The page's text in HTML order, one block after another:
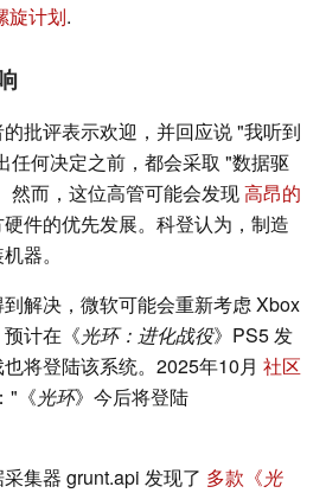
旋计划.
批评表示欢迎，并回应说 "我听到
任何决定之前，都会采取 "数据驱
然而，这位高管可能会发现高昂的
件的优先发展。科登认为，制造
器。
解决，微软可能会重新考虑 Xbox
计在《光环：进化战役》PS5 发
将登陆该系统。2025年10月 社区
"《光环》今后将登陆
集器 grunt.api 发现了 多款《光